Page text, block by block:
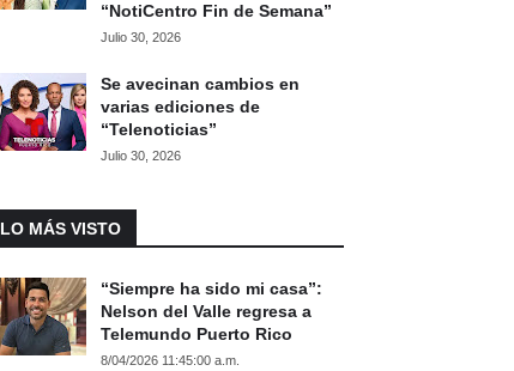
“NotiCentro Fin de Semana”
Julio 30, 2026
Se avecinan cambios en
varias ediciones de
“Telenoticias”
Julio 30, 2026
LO MÁS VISTO
“Siempre ha sido mi casa”:
Nelson del Valle regresa a
Telemundo Puerto Rico
8/04/2026 11:45:00 a.m.